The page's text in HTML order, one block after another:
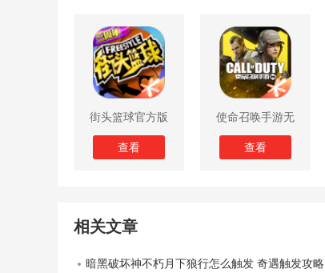
街头篮球官方版
查看
使命召唤手游无
限子弹版
查看
相关文章
暗黑破坏神不朽月下狼行怎么触发 奇遇触发攻略